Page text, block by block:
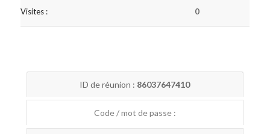
Visites : 0
ID de réunion : 86037647410
Code / mot de passe :